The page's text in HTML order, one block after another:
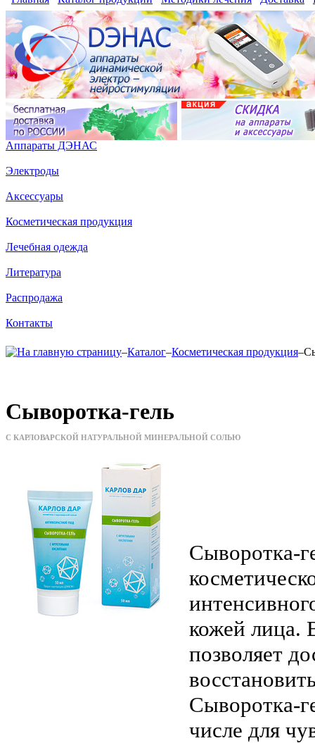
Аппараты ДЭНАС
Электроды
Аксессуары
Косметическая продукция
Лечебная одежда
Литература
Распродажа
Контакты
–Каталог–Косметическая продукция–
Сыворотка-гель
С КАРЛОВАРСКОЙ НАТУРАЛЬНОЙ МИНЕРАЛЬНОЙ СОЛЬЮ
Сыворотка-
кожей лица.
позволяет
Сыворотка-
числе для